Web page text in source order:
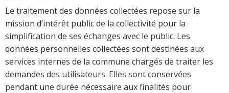
Le traitement des données collectées repose sur la
mission d’intérêt public de la collectivité pour la
simplification de ses échanges avec le public. Les
données personnelles collectées sont destinées aux
services internes de la commune chargés de traiter les
demandes des utilisateurs. Elles sont conservées
pendant une durée nécessaire aux finalités pour